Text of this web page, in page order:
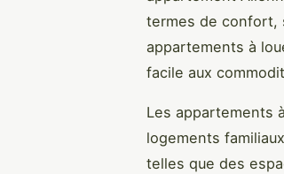
termes de confort,
appartements à
facile aux
Les appartements
logements
telles que des